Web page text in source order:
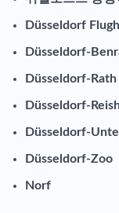
Düsseldorf
Düsseldorf-
Düsseldorf-Rath
Düsseldorf-
Düsseldorf-
Düsseldorf-Zoo
Norf